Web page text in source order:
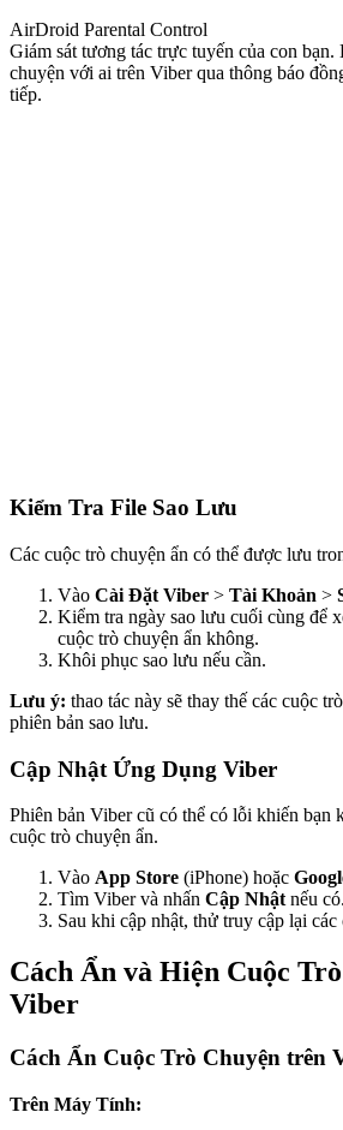
AirDroid Parental Control
Giám sát tương tác trực tuyến của con
chuyện với ai trên Viber qua thông báo
tiếp.
Kiểm Tra File Sao Lưu
Các cuộc trò chuyện ẩn có thể được lưu
Vào Cài Đặt Viber > Tài Khoản >
Kiểm tra ngày sao lưu cuối cùng để
cuộc trò chuyện ẩn không.
Khôi phục sao lưu nếu cần.
Lưu ý: thao tác này sẽ thay thế các cuộc
phiên bản sao lưu.
Cập Nhật Ứng Dụng Viber
Phiên bản Viber cũ có thể có lỗi khiến bạn
cuộc trò chuyện ẩn.
Vào App Store (iPhone) hoặc
Tìm Viber và nhấn Cập Nhật nếu có.
Sau khi cập nhật, thử truy cập lại
Cách Ẩn và Hiện Cuộc
Viber
Cách Ẩn Cuộc Trò Chuyện trên
Trên Máy Tính: